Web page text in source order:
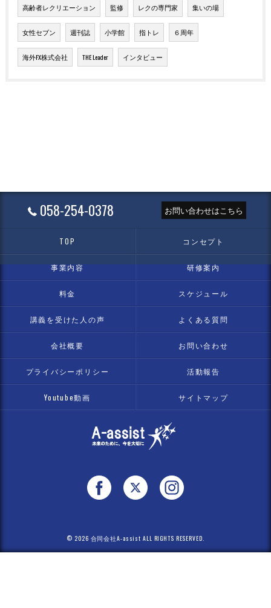
高齢者レクリエーション 監修 レクの専門家 集いの場
女性セブン 週刊誌 小学館 指トレ ６周年
海外FX株式会社 THE Leader インタビュー
058-254-0378 お問い合わせはこちら
TOP コンセプト
事業内容 研修案内
料金 スケジュール
講義を受けた人の声 よくある質問
会社概要 お問い合わせ
プライバシーポリシー 活動報告
Youtube動画 サイトマップ
© 2026 合同会社A-assist ALL RIGHTS RESERVED.